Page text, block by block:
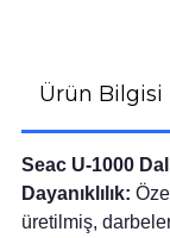
Ürün Bilgisi
Seac U-1000
Dayanıklılık:
üretilmiş,